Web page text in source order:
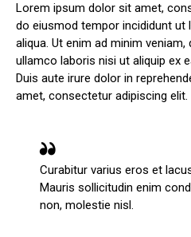
Lorem ipsum dolor sit amet,
do eiusmod tempor incididunt ut
aliqua. Ut enim ad minim
ullamco laboris nisi ut aliquip ex
Duis aute irure dolor in
amet, consectetur adipiscing elit.
Curabitur varius eros et
Mauris sollicitudin enim
non, molestie nisl.